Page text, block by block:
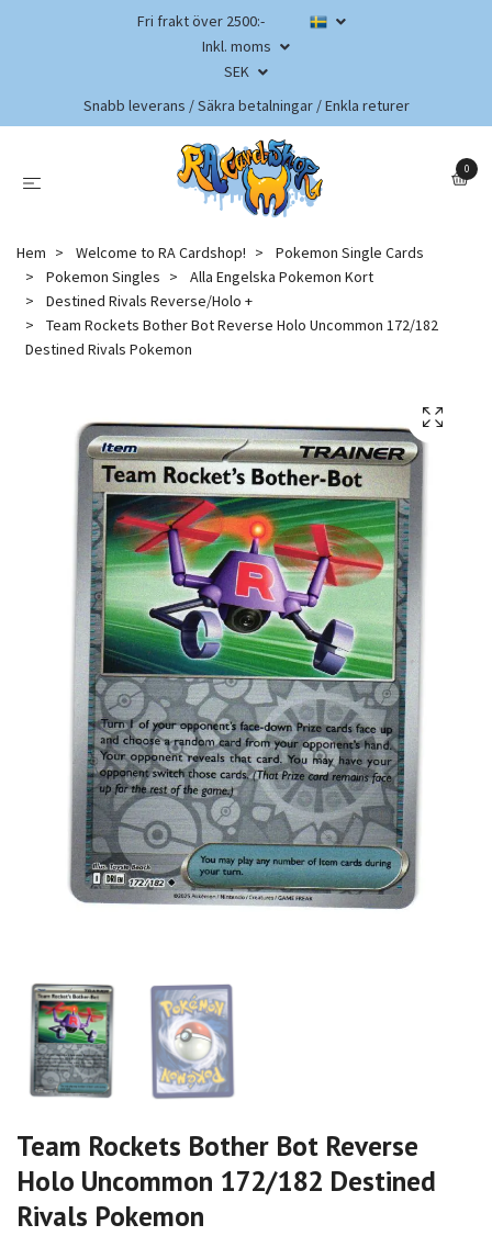
Fri frakt över 2500:-
Inkl. moms
SEK
Snabb leverans / Säkra betalningar / Enkla returer
0
Hem Welcome to RA Cardshop!
Pokemon Single Cards
Pokemon Singles
Alla Engelska Pokemon Kort
Destined Rivals Reverse/Holo +
Team Rockets Bother Bot Reverse Holo Uncommon 172/182
Destined Rivals Pokemon
Team Rockets Bother Bot Reverse
Holo Uncommon 172/182 Destined
Rivals Pokemon